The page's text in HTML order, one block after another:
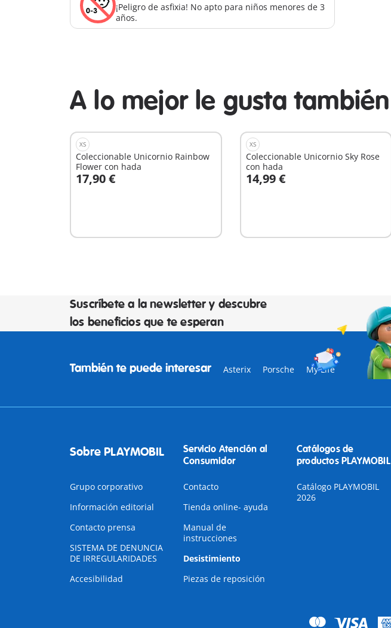
¡Peligro de asfixia! No apto para niños menores de 3
años.
A lo mejor le gusta también
XS
Coleccionable Unicornio Rainbow
Flower con hada
17,90 €
A la cesta
XS
Coleccionable Unicornio Sky Rose
con hada
14,99 €
A la cesta
Suscríbete a la newsletter y descubre
los beneficios que te esperan
También te puede interesar Asterix Porsche My Life
Sobre PLAYMOBIL
Grupo corporativo
Información editorial
Contacto prensa
SISTEMA DE DENUNCIA
DE IRREGULARIDADES
Accesibilidad
Servicio Atención al
Consumidor
Contacto
Tienda online- ayuda
Manual de
instrucciones
Desistimiento
Piezas de reposición
Catálogos de
productos PLAYMOBIL
Catálogo PLAYMOBIL
2026